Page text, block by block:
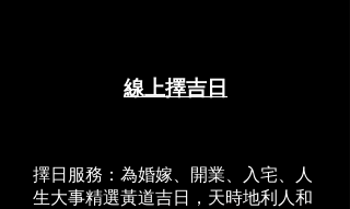
線上擇吉日
擇日服務：為婚嫁、開業、入宅、人
生大事精選黃道吉日，天時地利人和